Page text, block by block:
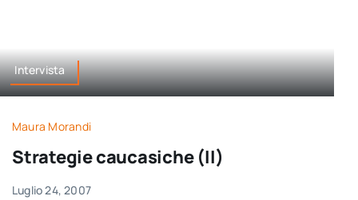
Intervista
Maura Morandi
Strategie caucasiche (II)
Luglio 24, 2007